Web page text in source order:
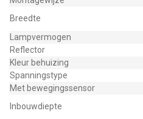
Breedte
Lampvermogen
Reflector
Kleur behuizing
Spanningstype
Met bewegingssensor
Inbouwdiepte